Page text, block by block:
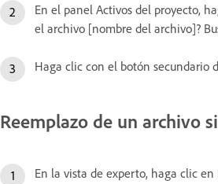
En el panel Activos del proyecto,
el archivo [nombre del archivo]?
Haga clic con el botón secundario
Reemplazo de un archivo
En la vista de experto, haga clic en